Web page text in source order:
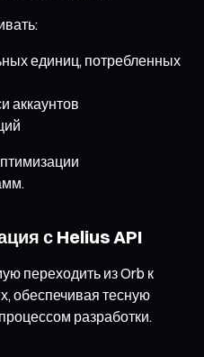
единиц, потребленных
аккаунтов
с Helius API
переходить из Orb к
обеспечивая тесную
разработки.